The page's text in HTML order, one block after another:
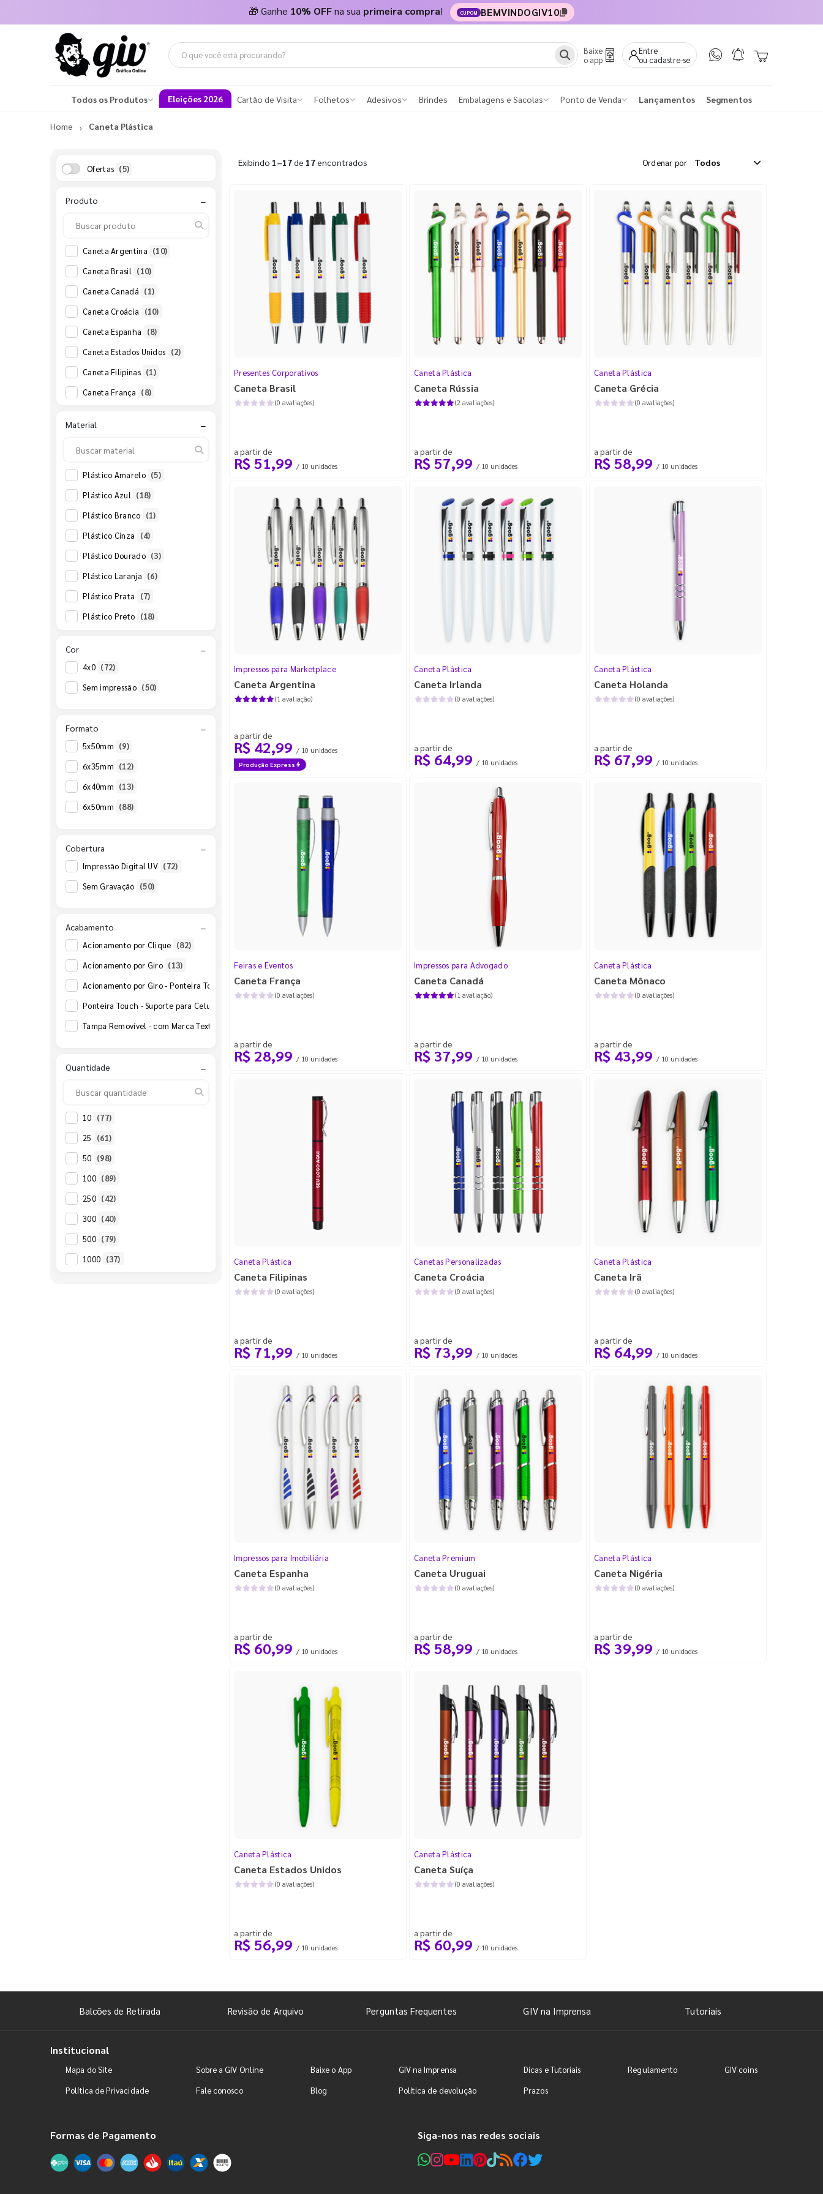
🎁 Ganhe 10% OFFna sua primeira compra! CUPOM BEMVINDOGIV10
Baixe
o app
Entre
ou cadastre-se
Todos os Produtos Eleições 2026 Cartão de Visita Folhetos Adesivos Brindes Embalagens e Sacolas Ponto de Venda Lançamentos Segmentos
Home Caneta Plástica
Ofertas (5)
Produto −
Caneta Argentina (10)
Caneta Brasil
(10)
Caneta Canadá (1)
Caneta Croácia
(10)
Caneta Espanha
(8)
Caneta Estados Unidos (2)
Caneta Filipinas (1)
Caneta França (8)
Caneta Irlanda
Caneta Irã (3)
Caneta Mônaco (6)
Caneta Nigéria
(9)
Caneta Rússia
(14)
Caneta Suíça (2)
Caneta Uruguai (10)
Material −
Plástico Amarelo (5)
Plástico Azul
(18)
Plástico Branco (1)
Plástico Cinza
(4)
Plástico Dourado (3)
Plástico Laranja (6)
Plástico Prata
(7)
Plástico Preto (18)
Cor −
4x0 (72)
Sem impressão (50)
Formato −
5x50mm (9)
6x35mm (12)
6x40mm (13)
6x50mm (88)
Cobertura −
Impressão Digital UV (72)
Sem Gravação (50)
Acabamento −
Acionamento por Clique (82)
Acionamento por Giro (13)
Acionamento por Giro - Ponteira Touch - Suporte para Celular
Ponteira Touch - Suporte para Celular - Tampa Removível
Tampa Removível - com Marca Texto
Quantidade −
10 (77)
25
(61)
50 (98)
100 (89)
250 (42)
300 (40)
500 (79)
1000 (37)
Exibindo 1–17de 17encontrados Ordenar por
Presentes Corporativos
Caneta Brasil
(0 avaliações)
a partir de
R$ 51,99 / 10 unidades
Caneta Plástica
Caneta Rússia
(2 avaliações)
a partir de
R$ 57,99 / 10 unidades
Caneta Plástica
Caneta Grécia
(0 avaliações)
a partir de
R$ 58,99 / 10 unidades
Impressos para Marketplace
Caneta Argentina
(1 avaliação)
a partir de
R$ 42,99 / 10 unidades
Produção Express
Caneta Plástica
Caneta Irlanda
(0 avaliações)
a partir de
R$ 64,99 / 10 unidades
Caneta Plástica
Caneta Holanda
(0 avaliações)
a partir de
R$ 67,99 / 10 unidades
Feiras e Eventos
Caneta França
(0 avaliações)
a partir de
R$ 28,99 / 10 unidades
Impressos para Advogado
Caneta Canadá
(1 avaliação)
a partir de
R$ 37,99 / 10 unidades
Caneta Plástica
Caneta Mônaco
(0 avaliações)
a partir de
R$ 43,99 / 10 unidades
Caneta Plástica
Caneta Filipinas
(0 avaliações)
a partir de
R$ 71,99 / 10 unidades
Canetas Personalizadas
Caneta Croácia
(0 avaliações)
a partir de
R$ 73,99 / 10 unidades
Caneta Plástica
Caneta Irã
(0 avaliações)
a partir de
R$ 64,99 / 10 unidades
Impressos para Imobiliária
Caneta Espanha
(0 avaliações)
a partir de
R$ 60,99 / 10 unidades
Caneta Premium
Caneta Uruguai
(0 avaliações)
a partir de
R$ 58,99 / 10 unidades
Caneta Plástica
Caneta Nigéria
(0 avaliações)
a partir de
R$ 39,99 / 10 unidades
Caneta Plástica
Caneta Estados Unidos
(0 avaliações)
a partir de
R$ 56,99 / 10 unidades
Caneta Plástica
Caneta Suíça
(0 avaliações)
a partir de
R$ 60,99 / 10 unidades
Balcões de Retirada Revisão de Arquivo Perguntas Frequentes GIV na Imprensa Tutoriais
Institucional
Mapa do Site Sobre a GIV Online Baixe o App GIV na Imprensa Dicas e Tutoriais Regulamento
GIV coins
Política de Privacidade
Fale conosco Blog Política de devolução Prazos
Formas de Pagamento Siga-nos nas redes sociais